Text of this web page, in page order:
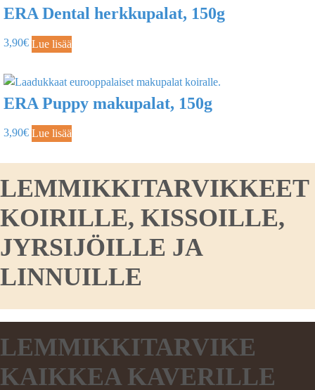
ERA Dental herkkupalat, 150g
3,90€ Lue lisää
ERA Puppy makupalat, 150g
3,90€ Lue lisää
LEMMIKKITARVIKKEET
KOIRILLE, KISSOILLE,
JYRSIJÖILLE JA
LINNUILLE
LEMMIKKITARVIKE
KAIKKEA KAVERILLE